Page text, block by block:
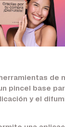
de
base
y el